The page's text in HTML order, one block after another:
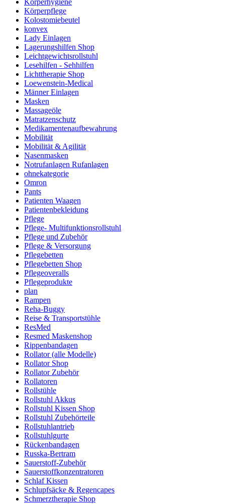
Körperhygiene
Körperpflege
Kolostomiebeutel
konvex
Lady Einlagen
Lagerungshilfen Shop
Leichtgewichtsrollstuhl
Lesehilfen - Sehhilfen
Lichttherapie Shop
Loewenstein-Medical
Männer Einlagen
Masken
Massageöle
Matratzenschutz
Medikamentenaufbewahrung
Mobilität
Mobilität & Agilität
Nasenmasken
Notrufanlagen Rufanlagen
ohnekategorie
Omron
Pants
Patienten Waagen
Patientenbekleidung
Pflege
Pflege- Multifunktionsrollstuhl
Pflege und Zubehör
Pflege & Versorgung
Pflegebetten
Pflegebetten Shop
Pflegeoveralls
Pflegeprodukte
plan
Rampen
Reha-Buggy
Reise & Transportstühle
ResMed
Resmed Maskenshop
Rippenbandagen
Rollator (alle Modelle)
Rollator Shop
Rollator Zubehör
Rollatoren
Rollstühle
Rollstuhl Akkus
Rollstuhl Kissen Shop
Rollstuhl Zubehörteile
Rollstuhlantrieb
Rollstuhlgurte
Rückenbandagen
Russka-Bertram
Sauerstoff-Zubehör
Sauerstoffkonzentratoren
Schlaf Kissen
Schlupfsäcke & Regencapes
Schmerztherapie Shop